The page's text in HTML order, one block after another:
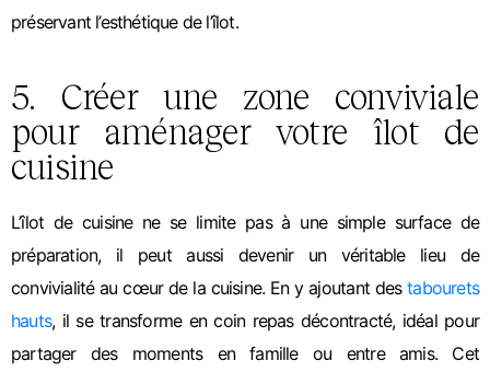
préservant l’esthétique de l’îlot.
5. Créer une zone conviviale
pour aménager votre îlot de
cuisine
L’îlot de cuisine ne se limite pas à une simple surface de
préparation, il peut aussi devenir un véritable lieu de
convivialité au cœur de la cuisine. En y ajoutant destabourets
hauts, il se transforme en coin repas décontracté, idéal pour
partager des moments en famille ou entre amis. Cet